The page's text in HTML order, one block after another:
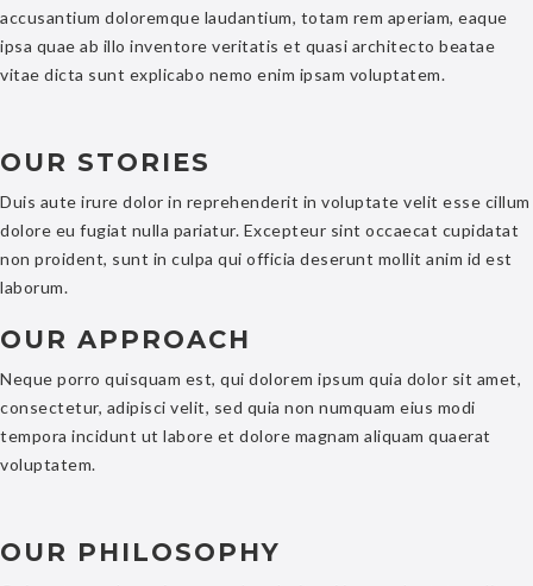
accusantium doloremque laudantium, totam rem aperiam, eaque
ipsa quae ab illo inventore veritatis et quasi architecto beatae
vitae dicta sunt explicabo nemo enim ipsam voluptatem.
OUR STORIES
Duis aute irure dolor in reprehenderit in voluptate velit esse cillum
dolore eu fugiat nulla pariatur. Excepteur sint occaecat cupidatat
non proident, sunt in culpa qui officia deserunt mollit anim id est
laborum.
OUR APPROACH
Neque porro quisquam est, qui dolorem ipsum quia dolor sit amet,
consectetur, adipisci velit, sed quia non numquam eius modi
tempora incidunt ut labore et dolore magnam aliquam quaerat
voluptatem.
OUR PHILOSOPHY